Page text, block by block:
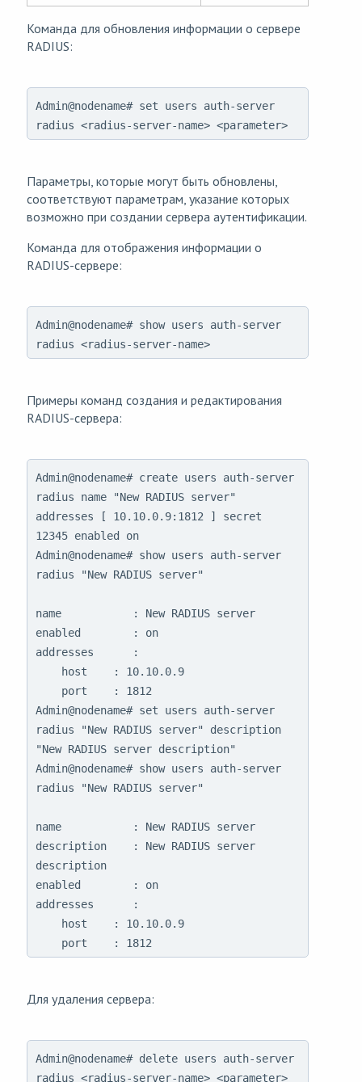
Команда для обновления информации о сервере
RADIUS:
Admin@nodename# set users auth-server
radius <radius-server-name> <parameter>
Параметры, которые могут быть обновлены,
соответствуют параметрам, указание которых
возможно при создании сервера аутентификации.
Команда для отображения информации о
RADIUS-сервере:
Admin@nodename# show users auth-server
radius <radius-server-name>
Примеры команд создания и редактирования
RADIUS-сервера:
Admin@nodename# create users auth-server
radius name "New RADIUS server"
addresses [ 10.10.0.9:1812 ] secret
12345 enabled on
Admin@nodename# show users auth-server
radius "New RADIUS server"
name           : New RADIUS server
enabled        : on
addresses      :
Admin@nodename# set users auth-server
radius "New RADIUS server" description
"New RADIUS server description"
Admin@nodename# show users auth-server
radius "New RADIUS server"
name           : New RADIUS server
description    : New RADIUS server
description
enabled        : on
addresses      :
    port    : 1812
Для удаления сервера:
Admin@nodename# delete users auth-server
radius <radius-server-name> <parameter>